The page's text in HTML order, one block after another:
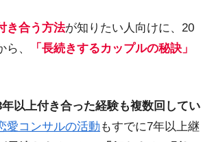
き合う方法が知りたい人向けに、20
、
「長続きするカップルの秘訣」
年以上付き合った経験も複数回してい
愛コンサルの活動 もすでに7年以上継